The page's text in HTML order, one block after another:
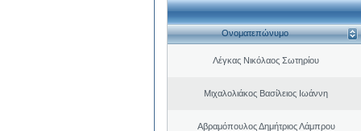
Ονοματεπώνυμο
Λέγκας Νικόλαος Σωτηρίου
Μιχαλολιάκος Βασίλειος Ιωάννη
Αβραμόπουλος Δημήτριος Λάμπρου